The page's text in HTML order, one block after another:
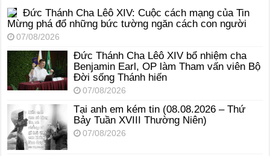
Đức Thánh Cha Lêô XIV: Cuộc cách mạng của Tin
Mừng phá đổ những bức tường ngăn cách con người
07/08/2026
Đức Thánh Cha Lêô XIV bổ nhiệm cha
Benjamin Earl, OP làm Tham vấn viên Bộ
Đời sống Thánh hiến
07/08/2026
Tại anh em kém tin (08.08.2026 – Thứ
Bảy Tuần XVIII Thường Niên)
07/08/2026